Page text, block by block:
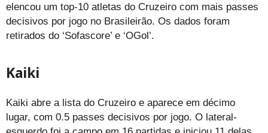
elencou um top-10 atletas do Cruzeiro com mais passes
decisivos por jogo no Brasileirão. Os dados foram
retirados do ‘Sofascore’ e ‘OGol’.
Kaiki
Kaiki abre a lista do Cruzeiro e aparece em décimo
lugar, com 0.5 passes decisivos por jogo. O lateral-